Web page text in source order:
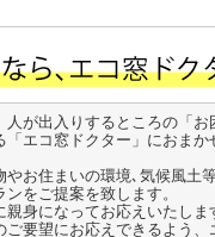
が出入りするところの「お
エコ窓ドクター」におまか
お住まいの環境､気候風土
をご提案を致します。
身になってお応えいたしま
要望にお応えできるよう、